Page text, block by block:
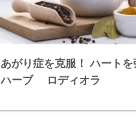
あがり症を克服！ ハートを
ハーブ ロディオラ